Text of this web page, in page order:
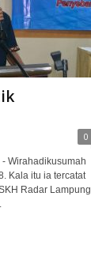
0
Wirahadikusumah
Kala itu ia tercatat
Radar Lampung.